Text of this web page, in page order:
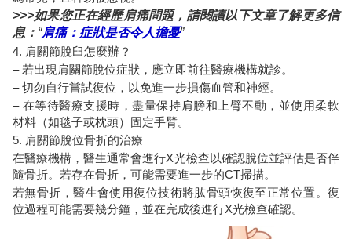
>>>如果您正在經歷肩痛問題，請閱讀以下文章了解更多信
息： “肩痛：症狀是否令人擔憂”
4. 肩關節脫臼怎麼辦？
– 若出現肩關節脫位症狀，應立即前往醫療機構就診。
– 切勿自行嘗試復位，以免進一步損傷血管和神經。
– 在等待醫療支援時，盡量保持肩膀和上臂不動，並使用柔軟
材料（如毯子或枕頭）固定手臂。
5. 肩關節脫位骨折的治療
在醫療機構，醫生通常會進行X光檢查以確認脫位並評估是否伴
隨骨折。若存在骨折，可能需要進一步的CT掃描。
若無骨折，醫生會使用復位技術將肱骨頭恢復至正常位置。復
位過程可能需要幾分鐘，並在完成後進行X光檢查確認。